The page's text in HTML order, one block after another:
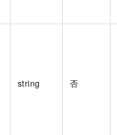
string 否